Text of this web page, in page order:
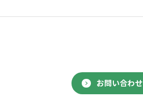
お問い合わせ